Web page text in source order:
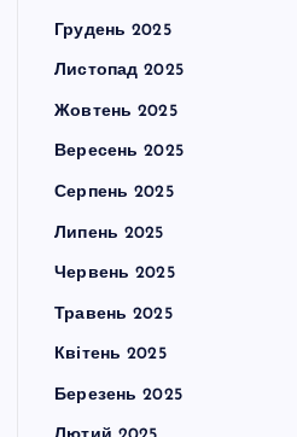
Грудень 2025
Листопад 2025
Жовтень 2025
Вересень 2025
Серпень 2025
Липень 2025
Червень 2025
Травень 2025
Квітень 2025
Березень 2025